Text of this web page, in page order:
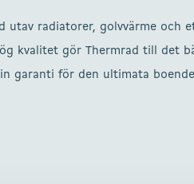
utav radiatorer, golvvärme och
kvalitet gör Thermrad till det
garanti för den ultimata